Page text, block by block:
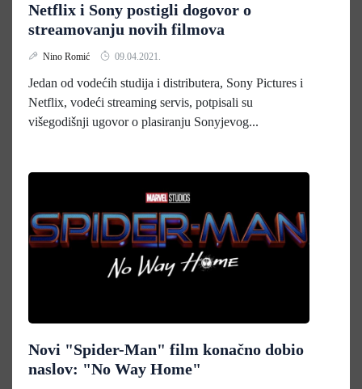
Netflix i Sony postigli dogovor o
streamovanju novih filmova
Nino Romić 09.04.2021.
Jedan od vodećih studija i distributera, Sony Pictures i
Netflix, vodeći streaming servis, potpisali su
višegodišnji ugovor o plasiranju Sonyjevog...
Novi "Spider-Man" film konačno dobio
naslov: "No Way Home"